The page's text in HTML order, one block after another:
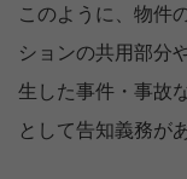
このように、物件
ションの共用部分
生した事件・事故
として告知義務が